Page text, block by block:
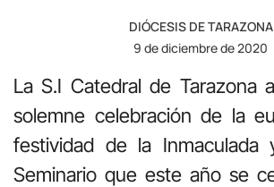
DIÓCESIS DE TARAZONA
9 de diciembre de 2020
La S.I Catedral de Tarazona
solemne celebración de la
festividad de la
Seminario que este año se